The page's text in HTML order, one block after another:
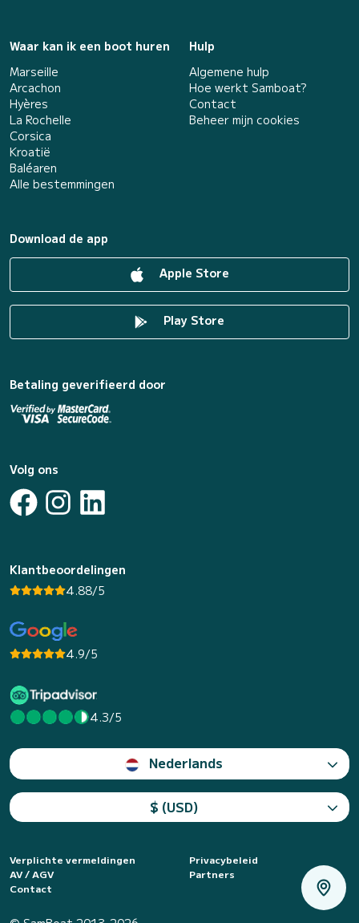
Waar kan ik een boot huren
Marseille
Arcachon
Hyères
La Rochelle
Corsica
Kroatië
Baléaren
Alle bestemmingen
Hulp
Algemene hulp
Hoe werkt Samboat?
Contact
Beheer mijn cookies
Download de app
Apple Store
Play Store
Betaling geverifieerd door
Volg ons
Klantbeoordelingen
4.88/5
4.9/5
4.3/5
Nederlands
$ (USD)
Verplichte vermeldingen
Privacybeleid
AV / AGV
Partners
Contact